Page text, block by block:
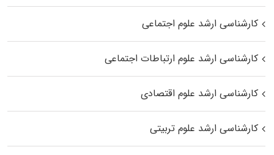
کارشناسی ارشد علوم اجتماعی
کارشناسی ارشد علوم ارتباطات اجتماعی
کارشناسی ارشد علوم اقتصادی
کارشناسی ارشد علوم تربیتی